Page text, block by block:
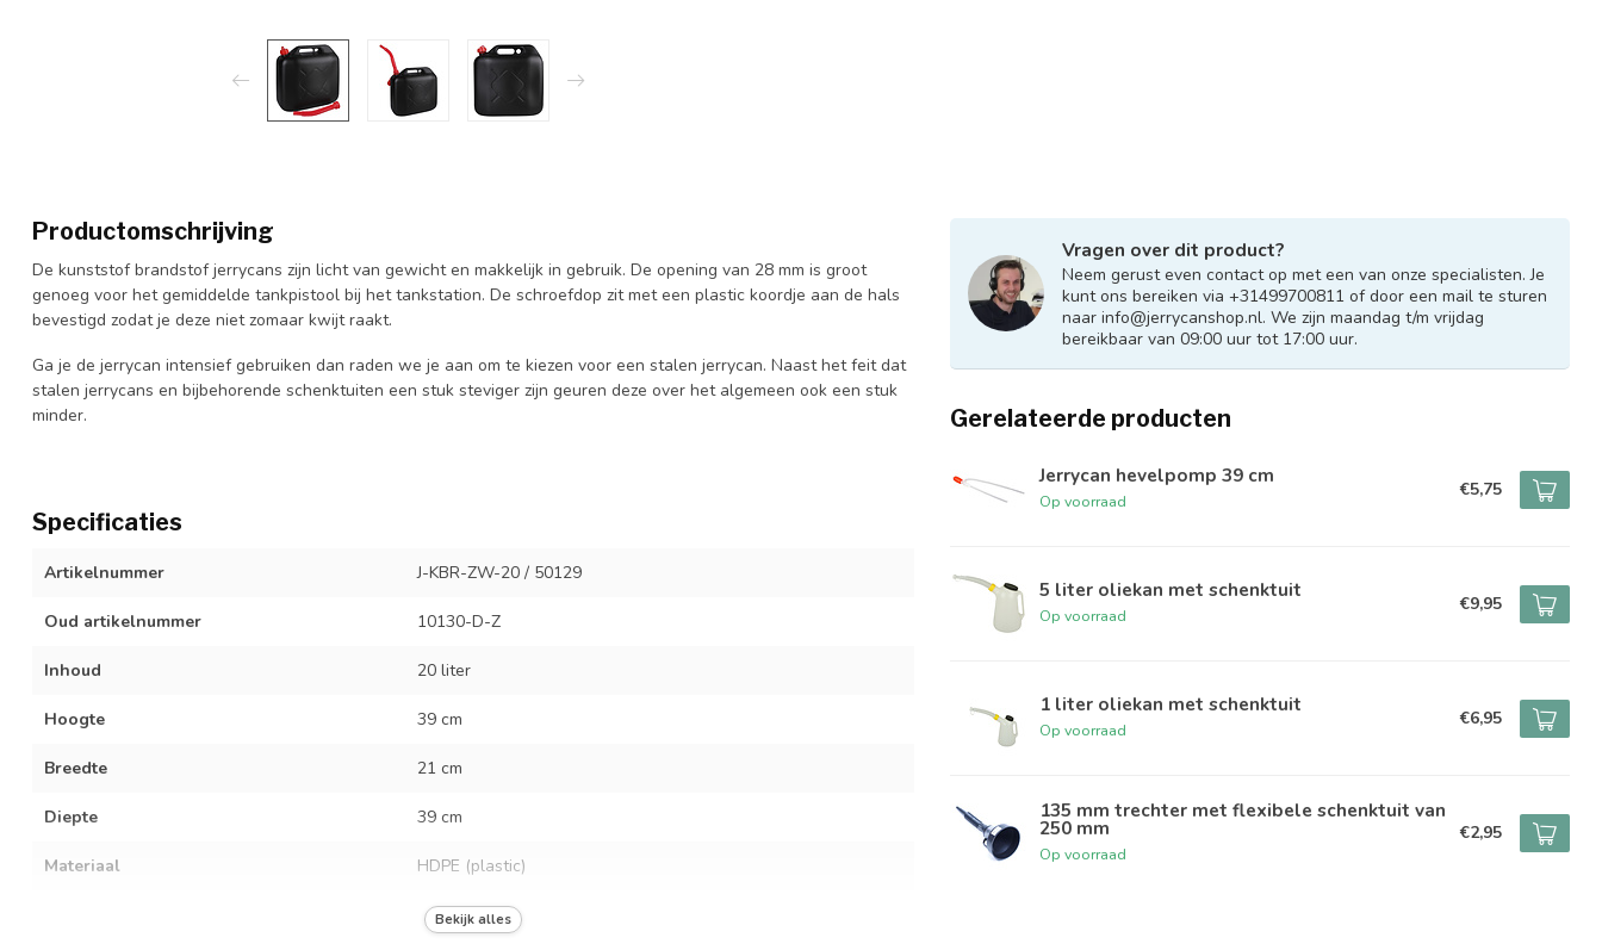
Productomschrijving
De kunststof brandstof jerrycans zijn licht van gewicht en makkelijk in gebruik. De opening van 28 mm is groot
genoeg voor het gemiddelde tankpistool bij het tankstation. De schroefdop zit met een plastic koordje aan de hals
bevestigd zodat je deze niet zomaar kwijt raakt.
Ga je de jerrycan intensief gebruiken dan raden we je aan om te kiezen voor een stalen jerrycan. Naast het feit dat
stalen jerrycans en bijbehorende schenktuiten een stuk steviger zijn geuren deze over het algemeen ook een stuk
minder.
Specificaties
Artikelnummer J-KBR-ZW-20 / 50129
Oud artikelnummer 10130-D-Z
Inhoud 20 liter
Hoogte 39 cm
Breedte 21 cm
Diepte 39 cm
Materiaal HDPE (plastic)
850 gram
Bekijk alles
Vragen over dit product?
Neem gerust even contact op met een van onze specialisten. Je
kunt ons bereiken via +31499700811 of door een mail te sturen
naar info@jerrycanshop.nl. We zijn maandag t/m vrijdag
bereikbaar van 09:00 uur tot 17:00 uur.
Gerelateerde producten
Jerrycan hevelpomp 39 cm
Op voorraad
€5,75
5 liter oliekan met schenktuit
Op voorraad
€9,95
1 liter oliekan met schenktuit
Op voorraad
€6,95
135 mm trechter met flexibele schenktuit van
250 mm
Op voorraad
€2,95